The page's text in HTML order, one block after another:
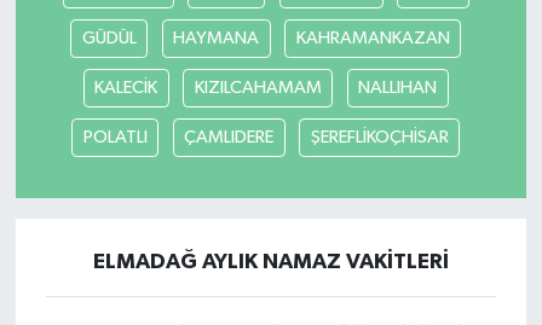
GÜDÜL HAYMANA KAHRAMANKAZAN
KALECİK KIZILCAHAMAM NALLIHAN
POLATLI ÇAMLIDERE ŞEREFLİKOÇHİSAR
ELMADAĞ AYLIK NAMAZ VAKITLERI